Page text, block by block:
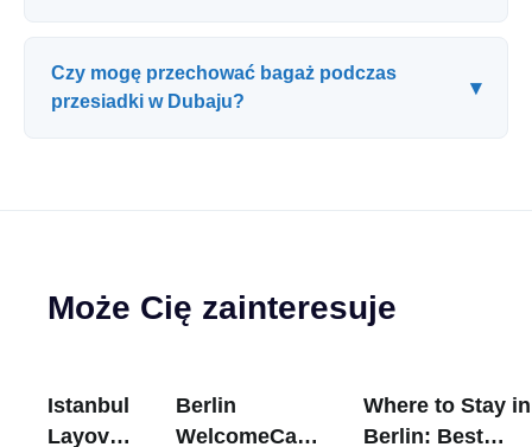
Czy mogę przechować bagaż podczas
przesiadki w Dubaju?
▾
Może Cię zainteresuje
Istanbul
Layover
Berlin
WelcomeCard:
Where to Stay in
Berlin: Best